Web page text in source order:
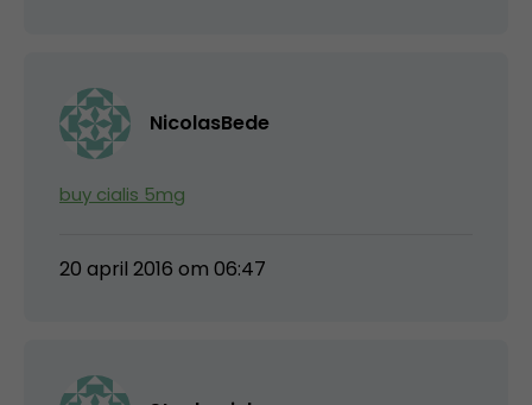
NicolasBede
buy cialis 5mg
20 april 2016 om 06:47